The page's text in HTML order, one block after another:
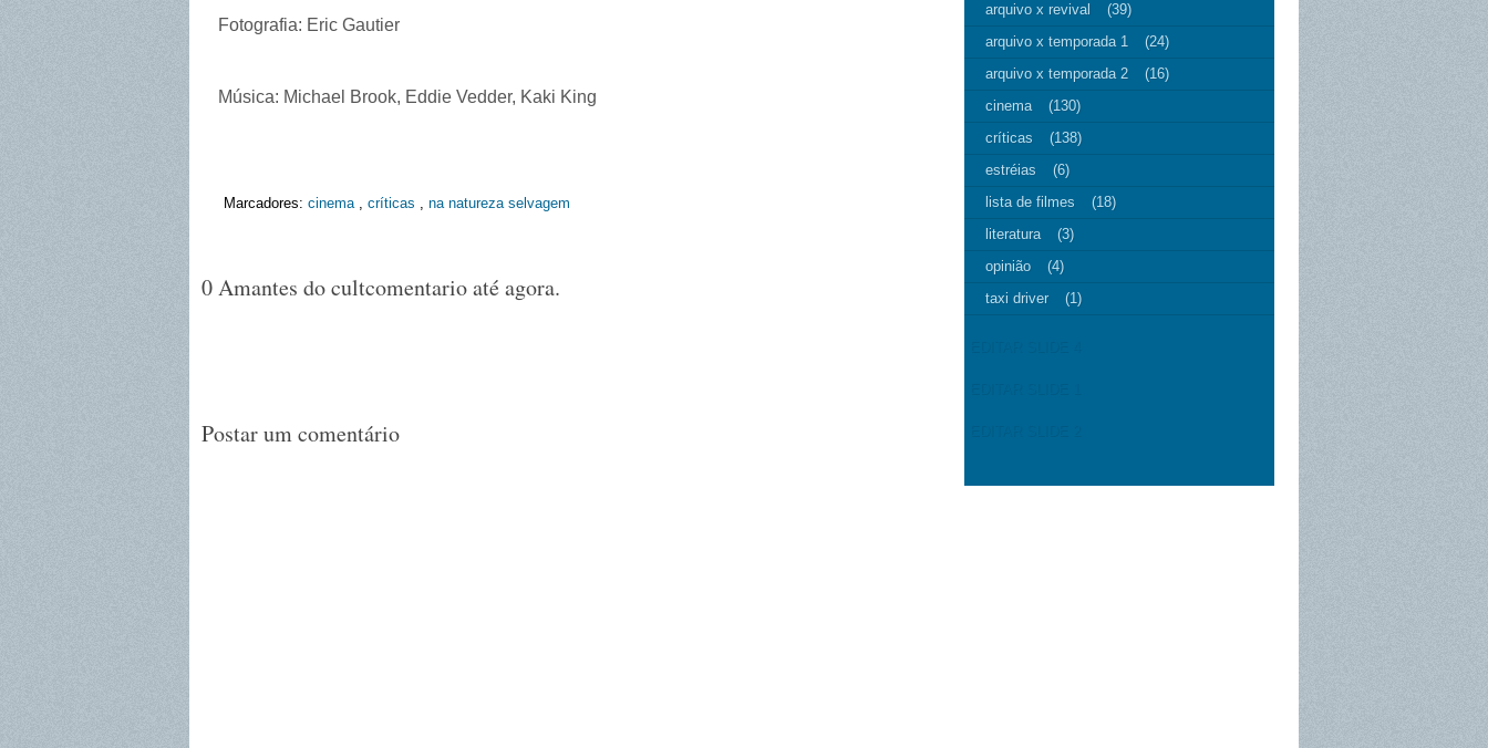
Fotografia: Eric Gautier
Música: Michael Brook, Eddie Vedder, Kaki King
Marcadores: cinema, críticas , na natureza selvagem
0 Amantes do cultcomentario até agora.
Postar um comentário
arquivo x revival
(39)
arquivo x temporada 1
(24)
arquivo x temporada 2
(16)
cinema
(130)
críticas
(138)
estréias
(6)
lista de filmes
(18)
literatura
(3)
opinião
(4)
taxi driver
(1)